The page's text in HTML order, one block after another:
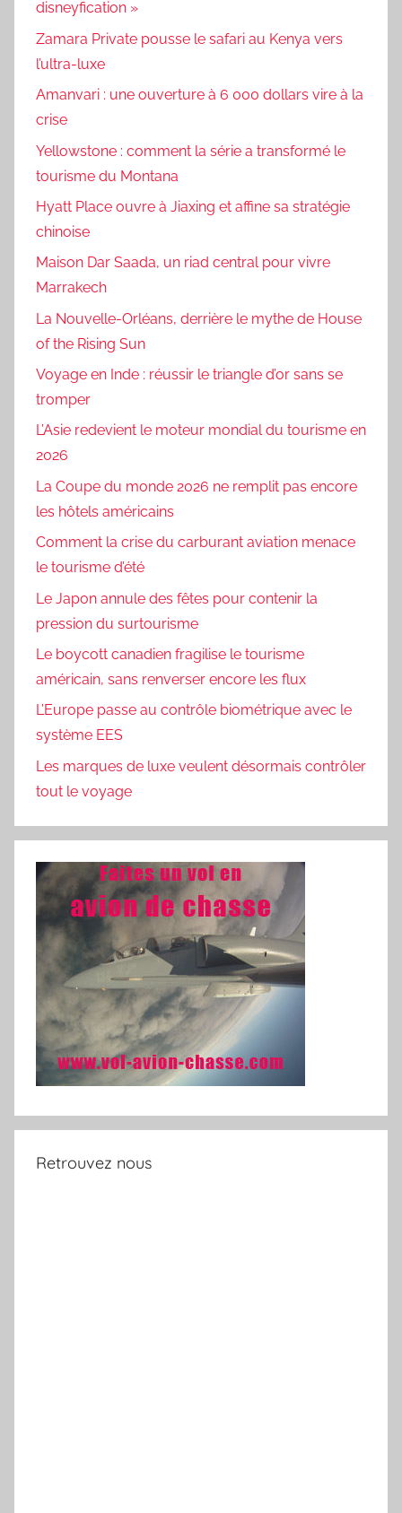
disneyfication »
Zamara Private pousse le safari au Kenya vers
l’ultra-luxe
Amanvari : une ouverture à 6 000 dollars vire à la
crise
Yellowstone : comment la série a transformé le
tourisme du Montana
Hyatt Place ouvre à Jiaxing et affine sa stratégie
chinoise
Maison Dar Saada, un riad central pour vivre
Marrakech
La Nouvelle-Orléans, derrière le mythe de House
of the Rising Sun
Voyage en Inde : réussir le triangle d’or sans se
tromper
L’Asie redevient le moteur mondial du tourisme en
2026
La Coupe du monde 2026 ne remplit pas encore
les hôtels américains
Comment la crise du carburant aviation menace
le tourisme d’été
Le Japon annule des fêtes pour contenir la
pression du surtourisme
Le boycott canadien fragilise le tourisme
américain, sans renverser encore les flux
L’Europe passe au contrôle biométrique avec le
système EES
Les marques de luxe veulent désormais contrôler
tout le voyage
Retrouvez nous